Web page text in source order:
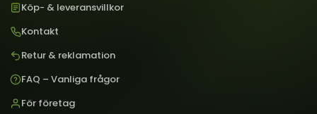
Köp- & leveransvillkor
Kontakt
Retur & reklamation
FAQ – Vanliga frågor
För företag